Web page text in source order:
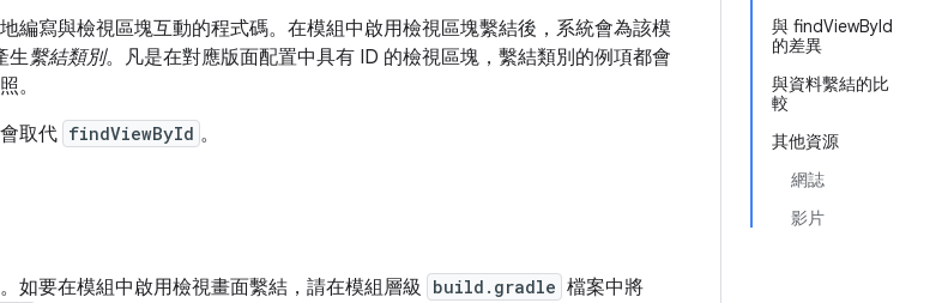
與 findViewById
的差異
與資料繫結的比
較
其他資源
網誌
影片
編寫與檢視區塊互動的程式碼。在模組中啟用檢視區塊繫結後，系統會為該模
生繫結類別。凡是在對應版面配置中具有 ID 的檢視區塊，繫結類別的例項都會
。
取代 findViewById 。
如要在模組中啟用檢視畫面繫結，請在模組層級 build.gradle 檔案中將